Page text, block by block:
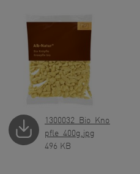
1300032_Bio_Knoe
pfle_400g.jpg
496 KB